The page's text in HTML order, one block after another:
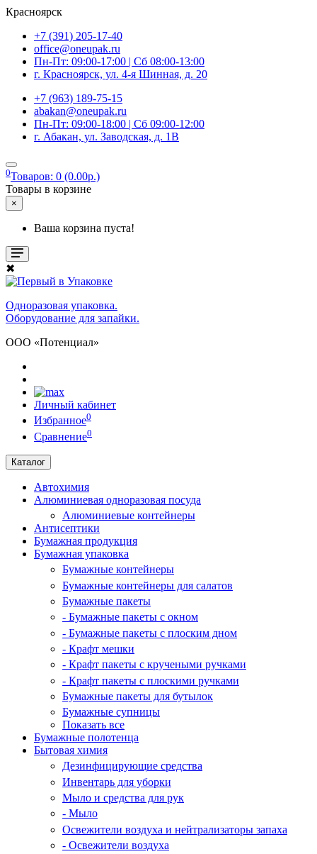
Красноярск
+7 (391) 205-17-40
office@oneupak.ru
Пн-Пт: 09:00-17:00 | Сб 08:00-13:00
г. Красноярск, ул. 4-я Шинная, д. 20
+7 (963) 189-75-15
abakan@oneupak.ru
Пн-Пт: 09:00-18:00 | Сб 09:00-12:00
г. Абакан, ул. Заводская, д. 1В
0Товаров: 0 (0.00р.)
Товары в корзине
×
Ваша корзина пуста!
✖
Одноразовая упаковка.
Оборудование для запайки.
ООО «Потенциал»
Личный кабинет
Избранное0
Сравнение0
Каталог
Автохимия
Алюминиевая одноразовая посуда
Алюминиевые контейнеры
Антисептики
Бумажная продукция
Бумажная упаковка
Бумажные контейнеры
Бумажные контейнеры для салатов
Бумажные пакеты
- Бумажные пакеты с окном
- Бумажные пакеты с плоским дном
- Крафт мешки
- Крафт пакеты с кручеными ручками
- Крафт пакеты с плоскими ручками
Бумажные пакеты для бутылок
Бумажные супницы
Показать все
Бумажные полотенца
Бытовая химия
Дезинфицирующие средства
Инвентарь для уборки
Мыло и средства для рук
- Мыло
Освежители воздуха и нейтрализаторы запаха
- Освежители воздуха